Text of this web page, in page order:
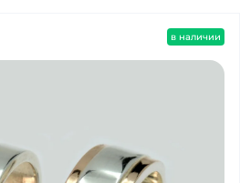
в наличии